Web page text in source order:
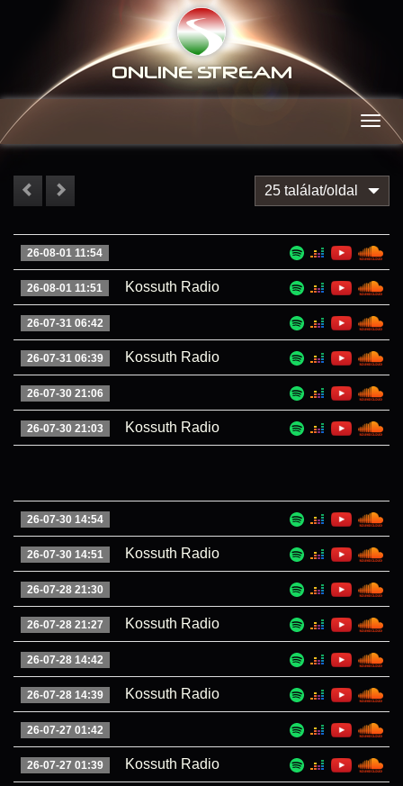
ONLINE STREAM
25 találat/oldal
26-08-01 11:54
26-08-01 11:51 Kossuth Radio
26-07-31 06:42
26-07-31 06:39 Kossuth Radio
26-07-30 21:06
26-07-30 21:03 Kossuth Radio
26-07-30 14:54
26-07-30 14:51 Kossuth Radio
26-07-28 21:30
26-07-28 21:27 Kossuth Radio
26-07-28 14:42
26-07-28 14:39 Kossuth Radio
26-07-27 01:42
26-07-27 01:39 Kossuth Radio